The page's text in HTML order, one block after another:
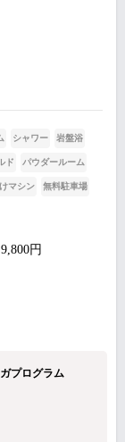
シャワー 岩盤浴
ド パウダールーム
マシン 無料駐車場
円
プログラム